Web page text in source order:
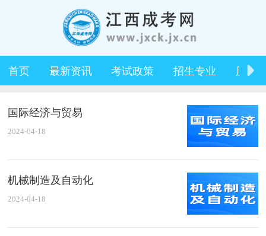
首页 最新资讯 考试政策 招生专业 历年
国际经济与贸易
2024-04-18
机械制造及自动化
2024-04-18